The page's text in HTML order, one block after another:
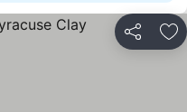
Partilhar